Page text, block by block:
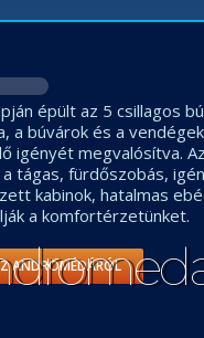
épült az 5 csillagos
a búvárok és a
igényét megvalósítva.
tágas, fürdőszobás,
kabinok, hatalmas
a komfortérzetünket.
ANDROMÉDÁRÓL